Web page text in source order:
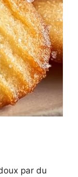
par du